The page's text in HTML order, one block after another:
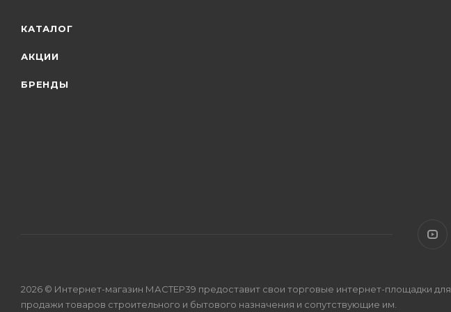
КАТАЛОГ
АКЦИИ
БРЕНДЫ
2026 © Интернет-магазин МАСТЕР39 предоставит свои торговые интернет-площадки для
продажи товаров строительного и бытового назначения и сопутствующие им.